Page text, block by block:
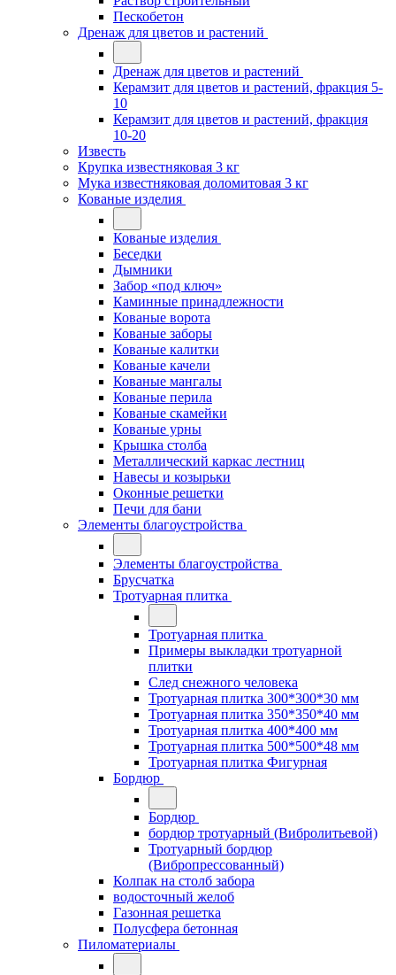
Пескобетон
Дренаж для цветов и растений
Дренаж для цветов и растений
Керамзит для цветов и растений, фракция 5-
10
Керамзит для цветов и растений, фракция
10-20
Известь
Крупка известняковая 3 кг
Мука известняковая доломитовая 3 кг
Кованые изделия
Кованые изделия
Беседки
Дымники
Забор «под ключ»
Каминные принадлежности
Кованые ворота
Кованые заборы
Кованые калитки
Кованые качели
Кованые мангалы
Кованые перила
Кованые скамейки
Кованые урны
Крышка столба
Металлический каркас лестниц
Навесы и козырьки
Оконные решетки
Печи для бани
Элементы благоустройства
Элементы благоустройства
Брусчатка
Тротуарная плитка
Тротуарная плитка
Примеры выкладки тротуарной
плитки
След снежного человека
Тротуарная плитка 300*300*30 мм
Тротуарная плитка 350*350*40 мм
Тротуарная плитка 400*400 мм
Тротуарная плитка 500*500*48 мм
Тротуарная плитка Фигурная
Бордюр
Бордюр
бордюр тротуарный (Вибролитьевой)
Тротуарный бордюр
(Вибропрессованный)
Колпак на столб забора
водосточный желоб
Газонная решетка
Полусфера бетонная
Пиломатериалы